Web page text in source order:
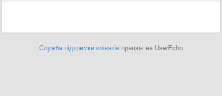
Служба підтримки клієнтів працює на UserEcho